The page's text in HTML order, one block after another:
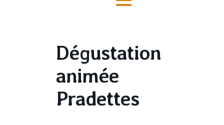
Dégustation
animée
Pradettes